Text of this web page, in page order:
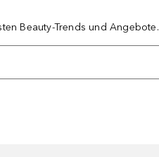
Beauty-Trends und Angebote.